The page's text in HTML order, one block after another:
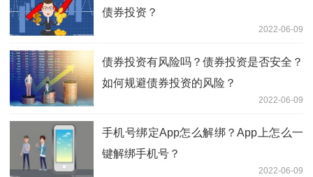
债券投资？
2022-06-09
债券投资有风险吗？债券投资是否安全？
如何规避债券投资的风险？
2022-06-09
手机号绑定App怎么解绑？App上怎么一
键解绑手机号？
2022-06-09